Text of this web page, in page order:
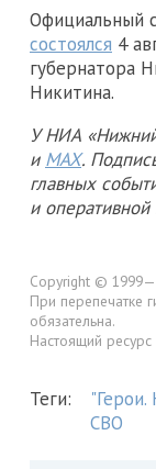
Официальный
состоялся 4
губернатора
Никитина.
У НИА
и MAX.
главных
и
Copyright ©
При перепечатке
обязательна.
Настоящий
Теги:
СВО